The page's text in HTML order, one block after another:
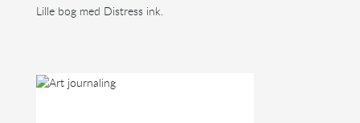
Lille bog med Distress ink.